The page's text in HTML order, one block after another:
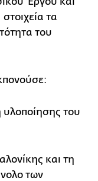
τα
του
του
και τη
των